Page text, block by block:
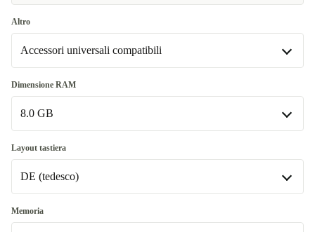
Altro
Accessori universali compatibili
Accessori Apple
Accessori universali compatibili
Dimensione RAM
8.0 GB
8.0 GB
16.0 GB +326,00 €
Layout tastiera
DE (tedesco)
DE (tedesco)
Memoria